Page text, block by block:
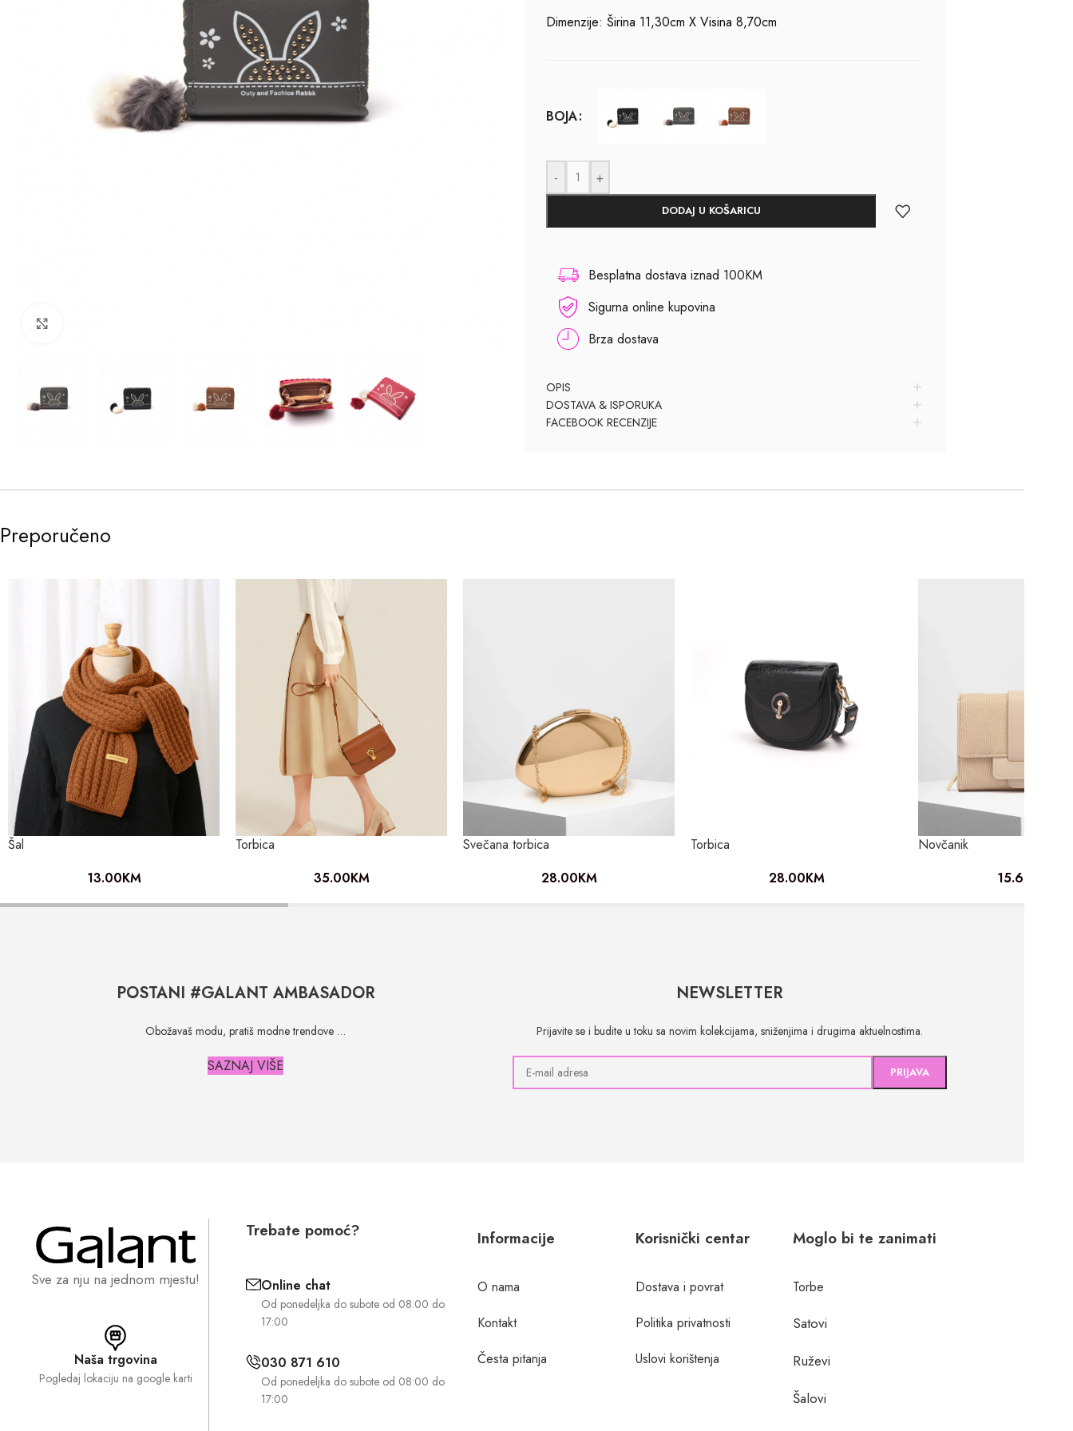
Dimenzije: Širina 11,30cm X Visina 8,70cm
BOJA
- +
DODAJ U KOŠARICU
Besplatna dostava iznad 100KM
Sigurna online kupovina
Brza dostava
OPIS
DOSTAVA & ISPORUKA
FACEBOOK RECENZIJE
Preporučeno
Šal
13.00KM
Torbica
35.00KM
Svečana torbica
28.00KM
Torbica
28.00KM
Novčanik
15.60
POSTANI #GALANT AMBASADOR
Obožavaš modu, pratiš modne trendove …
SAZNAJ VIŠE
NEWSLETTER
Prijavite se i budite u toku sa novim kolekcijama, sniženjima i drugima aktuelnostima.
Sve za nju na jednom mjestu!
Naša trgovina
Pogledaj lokaciju na google karti
Trebate pomoć?
Online chat
Od ponedeljka do subote od 08:00 do
17:00
030 871 610
Od ponedeljka do subote od 08:00 do
17:00
Informacije
O nama
Kontakt
Česta pitanja
Korisnički centar
Dostava i povrat
Politika privatnosti
Uslovi korištenja
Moglo bi te zanimati
Torbe
Satovi
Ruževi
Šalovi